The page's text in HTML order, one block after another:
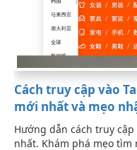
Cách truy cập vào
mới nhất và mẹo
Hướng dẫn cách truy
nhất. Khám phá mẹo tìm